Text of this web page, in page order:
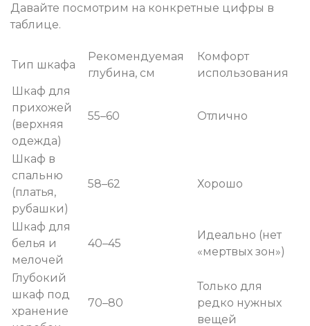
Давайте посмотрим на конкретные цифры в
таблице.
Тип шкафа
Рекомендуемая
глубина, см
Комфорт
использования
Шкаф для
прихожей
(верхняя
одежда)
55–60 Отлично
Шкаф в
спальню
(платья,
рубашки)
58–62 Хорошо
Шкаф для
белья и
мелочей
40–45
Идеально (нет
«мертвых зон»)
Глубокий
шкаф под
хранение
70–80
Только для
редко нужных
вещей